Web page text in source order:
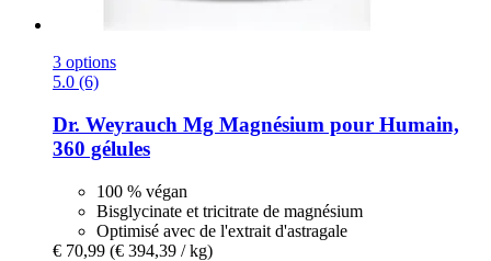
3 options
5.0 (6)
Dr. Weyrauch Mg Magnésium pour Humain,
360 gélules
100 % végan
Bisglycinate et tricitrate de magnésium
Optimisé avec de l'extrait d'astragale
€ 70,99 (€ 394,39 / kg)